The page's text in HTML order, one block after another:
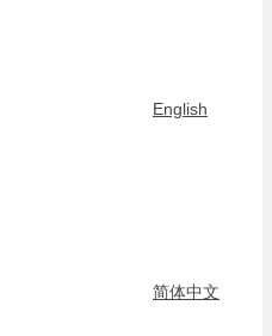
English
简体中文